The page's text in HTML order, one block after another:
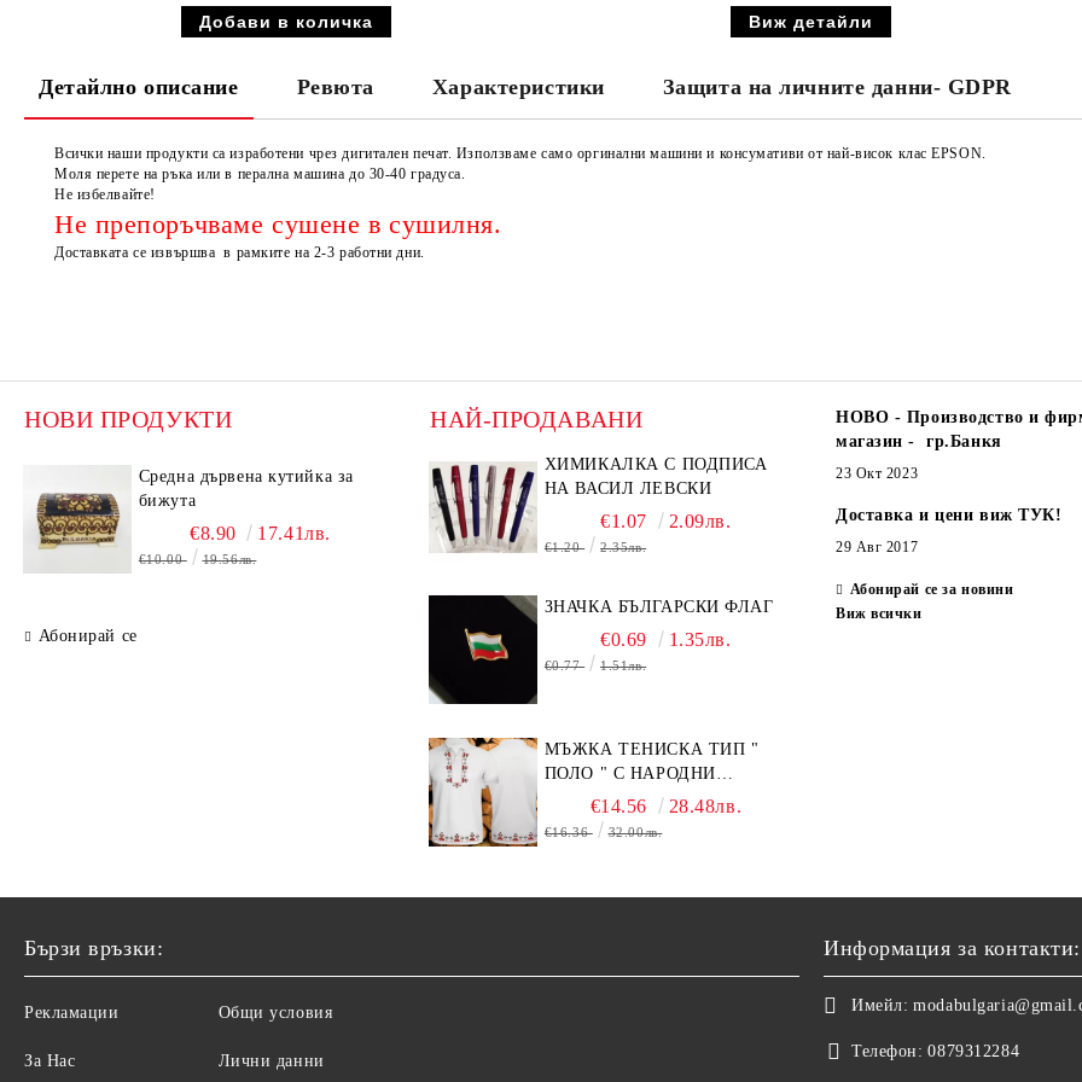
Виж детайли
Детайлно описание Ревюта Характеристики Защита на личните данни- GDPR
Всички наши продукти са изработени чрез дигитален печат. Използваме само оргинални машини и консумативи от най-висок клас EPSON.
Моля перете на ръка или в перална машина до 30-40 градуса.
Не избелвайте!
Не препоръчваме сушене в сушилня.
Доставката се извършва в рамките на 2-3 работни дни.
НОВИ ПРОДУКТИ
Средна дървена кутийка за
бижута
€8.90 17.41лв.
€10.00 19.56лв.
Абонирай се
НАЙ-ПРОДАВАНИ
ХИМИКАЛКА С ПОДПИСА
НА ВАСИЛ ЛЕВСКИ
€1.07 2.09лв.
€1.20 2.35лв.
ЗНАЧКА БЪЛГАРСКИ ФЛАГ
€0.69 1.35лв.
€0.77 1.51лв.
МЪЖКА ТЕНИСКА ТИП "
ПОЛО " С НАРОДНИ
МОТИВИ.€14.56 28.48лв.
€16.36 32.00лв.
НОВО - Производство и
магазин - гр.Банкя
23 Окт 2023
Доставка и цени виж ТУК!
29 Авг 2017
Абонирай се за новини
Виж всички
Бързи връзки:
Рекламации
За Нас
Общи условия
Лични данни
Информация за контакти:
Имейл:
Телефон: 0879312284